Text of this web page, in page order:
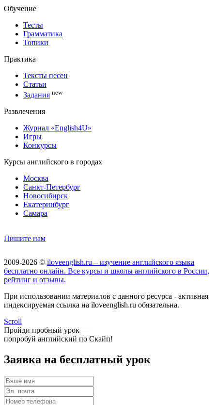
Обучение
Тесты
Грамматика
Топики
Практика
Тексты песен
Статьи
Задания new
Развлечения
Журнал «English4U»
Игры
Конкурсы
Курсы английского в городах
Москва
Санкт-Петербург
Новосибирск
Екатеринбург
Самара
Пишите нам
2009-2026 © iloveenglish.ru – изучение английского языка
бесплатно онлайн. Все курсы и школы английского в России,
рейтинг и отзывы.
При использовании материалов с данного ресурса - активная
индексируемая ссылка на iloveenglish.ru обязательна.
Scroll
Пройди пробный урок —
попробуй английский по Скайп!
Заявка на бесплатный урок